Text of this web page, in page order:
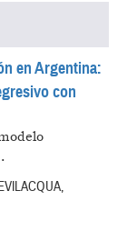
en Argentina:
con